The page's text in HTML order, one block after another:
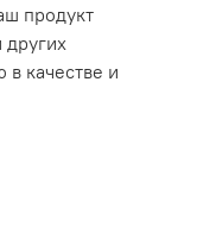
продукт
в качестве и